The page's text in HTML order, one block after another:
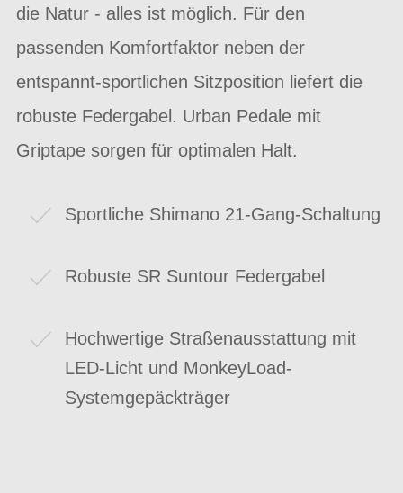
die Natur - alles ist möglich. Für den
passenden Komfortfaktor neben der
entspannt-sportlichen Sitzposition liefert die
robuste Federgabel. Urban Pedale mit
Griptape sorgen für optimalen Halt.
Sportliche Shimano 21-Gang-Schaltung
Robuste SR Suntour Federgabel
Hochwertige Straßenausstattung mit
LED-Licht und MonkeyLoad-
Systemgepäckträger